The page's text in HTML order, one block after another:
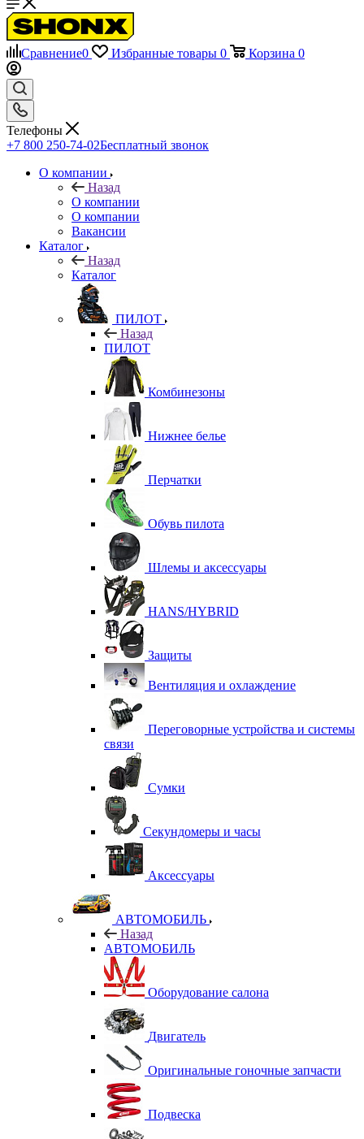
Сравнение0 Избранные товары 0 Корзина 0
Телефоны
+7 800 250-74-02Бесплатный звонок
О компании
Назад
О компании
О компании
Вакансии
Каталог
Назад
Каталог
ПИЛОТ
Назад
ПИЛОТ
Комбинезоны
Нижнее белье
Перчатки
Обувь пилота
Шлемы и аксессуары
HANS/HYBRID
Защиты
Вентиляция и охлаждение
Переговорные устройства и системы
связи
Сумки
Секундомеры и часы
Аксессуары
АВТОМОБИЛЬ
Назад
АВТОМОБИЛЬ
Оборудование салона
Двигатель
Оригинальные гоночные запчасти
Подвеска